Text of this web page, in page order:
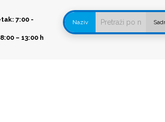
7:00 -
– 13:00 h
Naziv